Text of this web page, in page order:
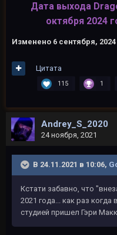
Дата выхода
октября 2024
Изменено 6 сентября, 2024
115 1
Цитата
Andrey_S_2020
24 ноября, 2021
В 24.11.2021 в 10:06,
Кстати забавно, что
2021 года... как раз
студией пришел Гэри